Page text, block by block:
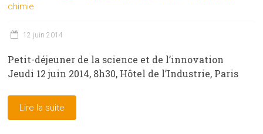
chimie
12 juin 2014
Petit-déjeuner de la science et de l’innovation
Jeudi 12 juin 2014, 8h30, Hôtel de l’Industrie, Paris
Lire la suite